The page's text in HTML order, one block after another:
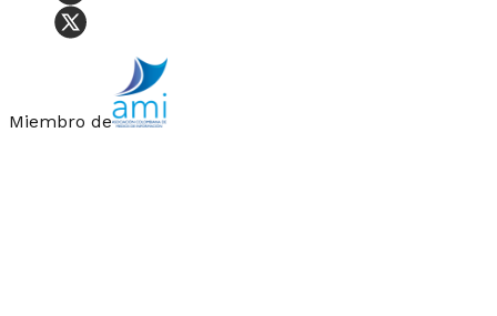
Miembro de